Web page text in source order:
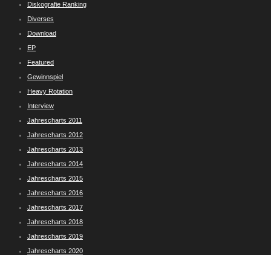
Diskografie Ranking
Diverses
Download
EP
Featured
Gewinnspiel
Heavy Rotation
Interview
Jahrescharts 2011
Jahrescharts 2012
Jahrescharts 2013
Jahrescharts 2014
Jahrescharts 2015
Jahrescharts 2016
Jahrescharts 2017
Jahrescharts 2018
Jahrescharts 2019
Jahrescharts 2020